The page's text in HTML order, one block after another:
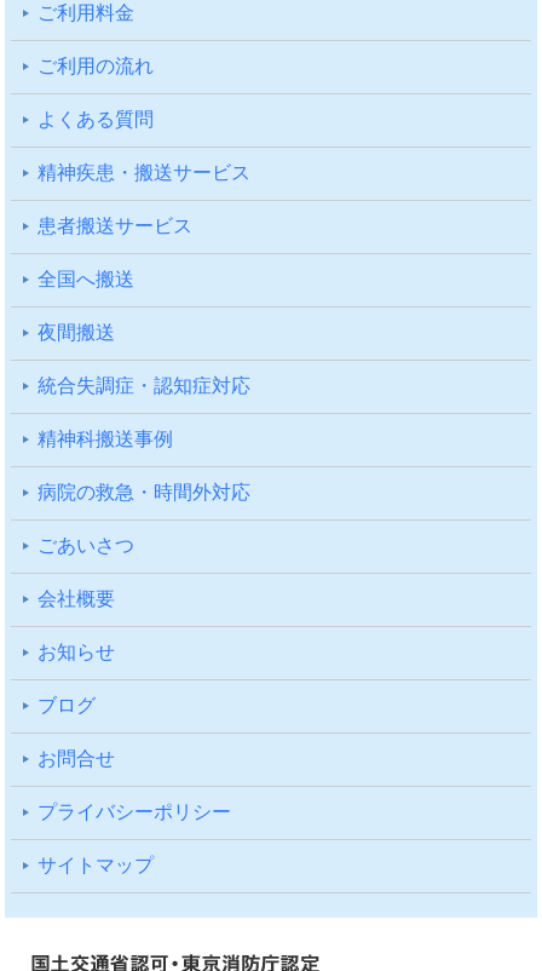
ご利⽤料⾦
ご利⽤の流れ
よくある質問
精神疾患・搬送サービス
患者搬送サービス
全国へ搬送
夜間搬送
統合失調症・認知症対応
精神科搬送事例
病院の救急・時間外対応
ごあいさつ
会社概要
お知らせ
ブログ
お問合せ
プライバシーポリシー
サイトマップ